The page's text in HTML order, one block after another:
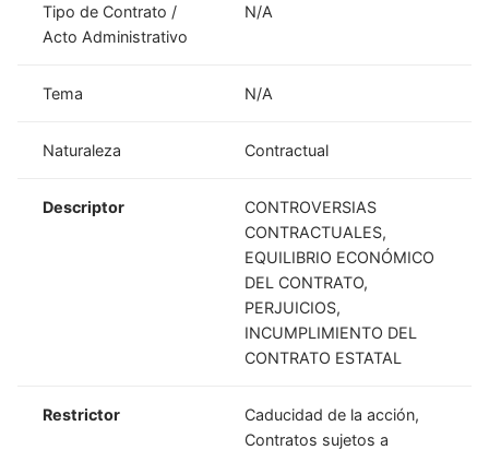
Tipo de Contrato /
Acto Administrativo
N/A
Tema N/A
Naturaleza Contractual
Descriptor
CONTROVERSIAS
CONTRACTUALES,
EQUILIBRIO ECONÓMICO
DEL CONTRATO,
PERJUICIOS,
INCUMPLIMIENTO DEL
CONTRATO ESTATAL
Restrictor
Caducidad de la acción,
Contratos sujetos a